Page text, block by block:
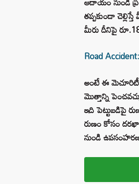
తప్పకుండా
మీరు దీనిపై
Road
అంటే ఈ మెచూరిటీ
మొత్తాన్ని
ఇది పెట్టుబడిపై
రుణం కోసం
నుండి